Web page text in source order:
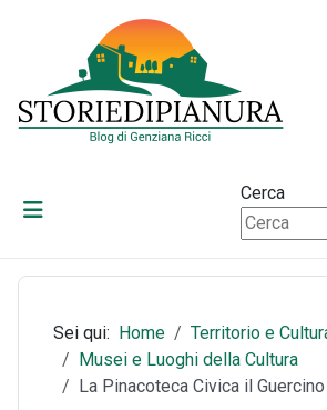
Cerca
Sei qui: Home
Territorio e
Musei e Luoghi della Cultura
La Pinacoteca Civica il